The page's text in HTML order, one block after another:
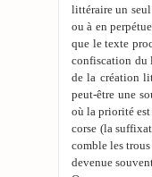
littéraire un seul
ou à en
que le texte
confiscation du
de la création
peut-être une
où la priorité est
corse (la
comble les
devenue